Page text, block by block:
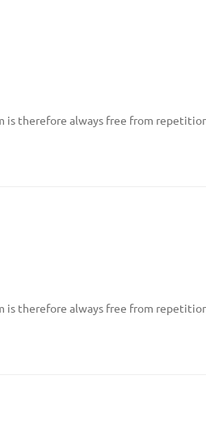
is therefore always free from
is therefore always free from